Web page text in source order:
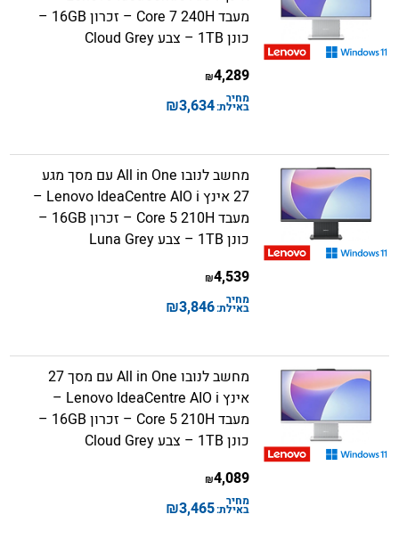
מעבד Core 7 240H – זכרון 16GB –
כונן 1TB – צבע Cloud Grey
4,289
₪
מחיר
באילת:3,634
₪
מחשב לנובו All in One עם מסך מגע
27 אינץ Lenovo IdeaCentre AIO i –
מעבד Core 5 210H – זכרון 16GB –
כונן 1TB – צבע Luna Grey
4,539
₪
מחיר
באילת:3,846
₪
מחשב לנובו All in One עם מסך 27
אינץ Lenovo IdeaCentre AIO i –
מעבד Core 5 210H – זכרון 16GB –
כונן 1TB – צבע Cloud Grey
4,089
₪
מחיר
באילת:3,465
₪